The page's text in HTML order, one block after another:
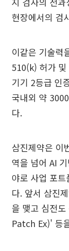
현장에서의 검
이같은 기술력
510(k) 허가 및
기기 2등급 인
국내외 약
다.
삼진제약은 이
역을 넘어 AI
야로 사업 포
다. 앞서 삼진
을 맺고 심전
Patch Ex)' 등